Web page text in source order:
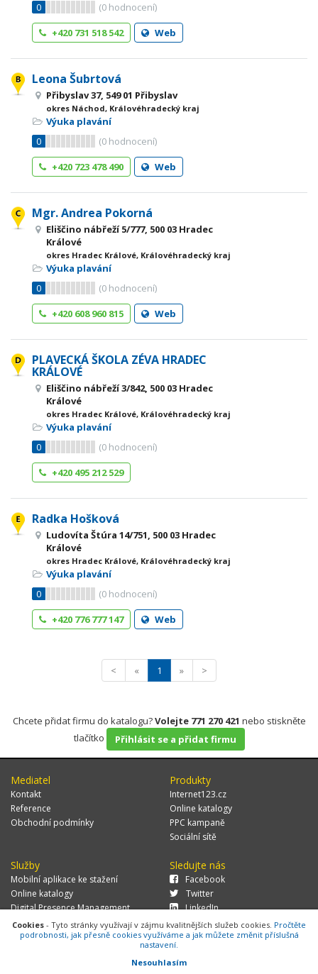
0
(0 hodnocení)
+420 731 518 542
Web
Leona Šubrtová
Přibyslav 37, 549 01 Přibyslav
okres Náchod, Královéhradecký kraj
Výuka plavání
0
(0 hodnocení)
+420 723 478 490
Web
Mgr. Andrea Pokorná
Eliščino nábřeží 5/777, 500 03 Hradec
Králové
okres Hradec Králové, Královéhradecký kraj
Výuka plavání
0
(0 hodnocení)
+420 608 960 815
Web
PLAVECKÁ ŠKOLA ZÉVA HRADEC
KRÁLOVÉ
Eliščino nábřeží 3/842, 500 03 Hradec
Králové
okres Hradec Králové, Královéhradecký kraj
Výuka plavání
0
(0 hodnocení)
+420 495 212 529
Radka Hošková
Ludovíta Štúra 14/751, 500 03 Hradec
Králové
okres Hradec Králové, Královéhradecký kraj
Výuka plavání
0
(0 hodnocení)
+420 776 777 147
Web
< « 1 » >
Chcete přidat firmu do katalogu?Volejte 771 270 421 nebo stiskněte
tlačítko
Přihlásit se a přidat firmu
Mediatel
Kontakt
Reference
Obchodní podmínky
Produkty
Internet123.cz
Online katalogy
PPC kampaně
Sociální sítě
Služby
Mobilní aplikace ke stažení
Online katalogy
Digital Presence Management
Více zákazníků
Sledujte nás
Facebook
Twitter
LinkedIn
© 2026 MEDIATEL CZ, s.r.o.,Za Potokem 46/4, 106 00 Praha 10, tel.:
Cookies - Tyto stránky využívají v zájmu kvalitnějších služeb cookies. Pročtěte
podrobnosti, jak přesně cookies využíváme a jak můžete změnit příslušná
nastavení.
Nesouhlasím